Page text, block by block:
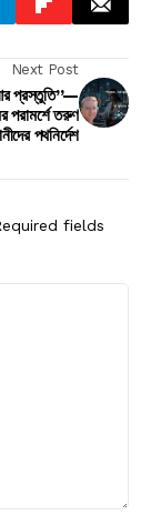
Next Post
প্রস্তুতি”—
পরামর্শে তরুণ
পথনির্দেশ
fields